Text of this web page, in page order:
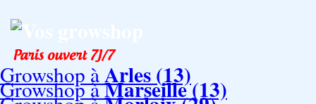
Growshop àArles (13)
Growshop àMarseille (13)